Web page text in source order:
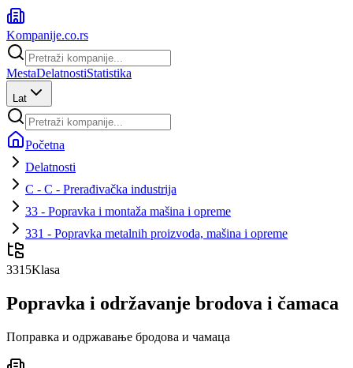
Kompanije.co.rs
MestaDelatnostiStatistika
Lat
Početna
Delatnosti
C - C - Prerađivačka industrija
33 - Popravka i montaža mašina i opreme
331 - Popravka metalnih proizvoda, mašina i opreme
3315Klasa
Popravka i održavanje brodova i čamaca
Поправка и одржавање бродова и чамаца